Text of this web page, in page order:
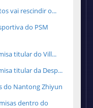
vai rescindir o...
do PSM
titular do Vill...
titular da Desp...
do Nantong Zhiyun
dentro do